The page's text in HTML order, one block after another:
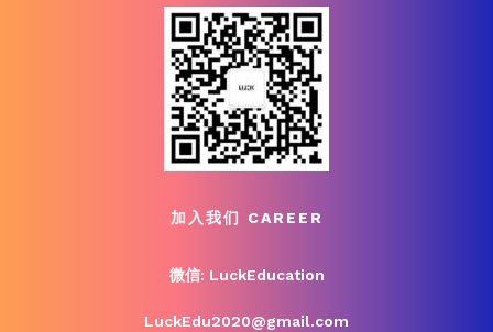
加入我们 CAREER
微信: LuckEducation
LuckEdu2020@gmail.com